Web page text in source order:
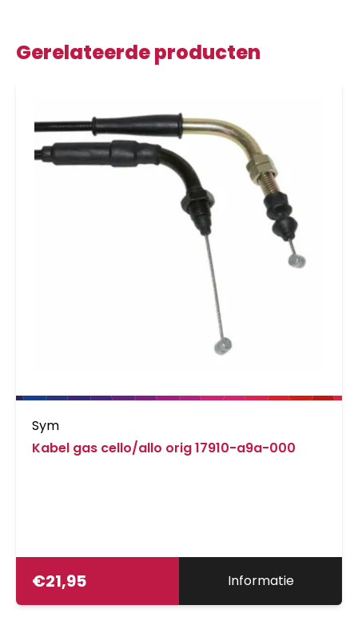
Gerelateerde producten
Sym
Kabel gas cello/allo orig 17910-a9a-000
€21,95 Informatie